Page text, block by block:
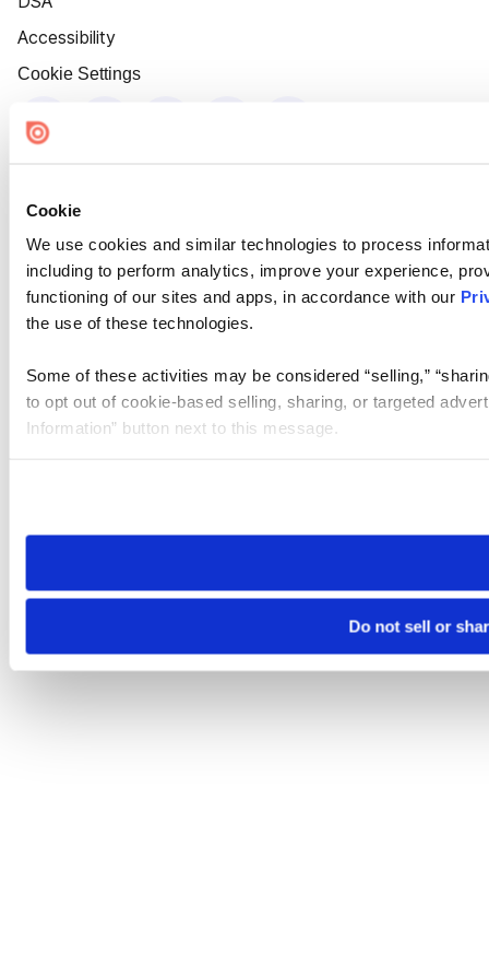
Cookie
We use cookies and similar technologies to process
including to perform analytics, improve your experience,
functioning of our sites and apps, in accordance with our
the use of these technologies.
Some of these activities may be considered “selling,”
to opt out of cookie-based selling, sharing, or targeted
Information” button next to this message.
need to be set again.
Do not sell or
Accessibility
Cookie Settings